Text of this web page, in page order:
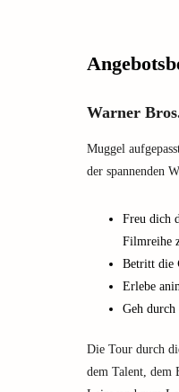
Warner
Muggel
der spannenden
Freu dich
Filmreihe
Betritt die
Erlebe
Geh durch
Die Tour durch
dem Talent, dem